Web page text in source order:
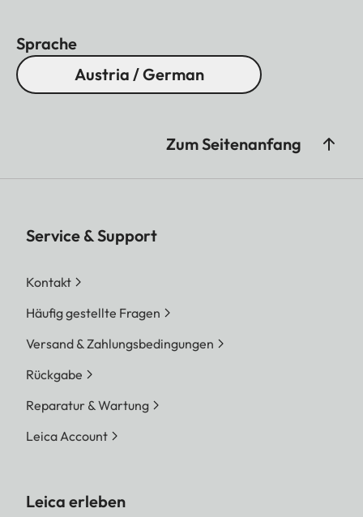
Sprache
Austria / German
Zum Seitenanfang
Service & Support
Kontakt
Häufig gestellte Fragen
Versand & Zahlungsbedingungen
Rückgabe
Reparatur & Wartung
Leica Account
Leica erleben